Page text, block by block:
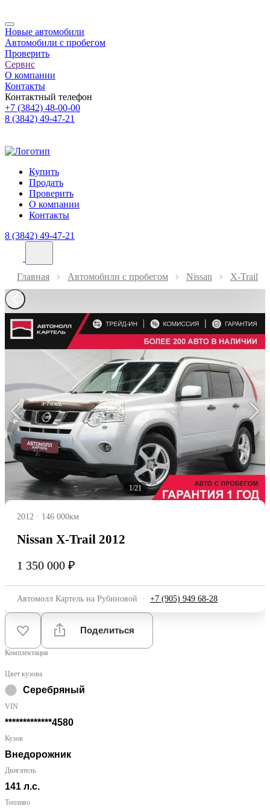
Новые автомобили
Автомобили с пробегом
Проверить
Сервис
О компании
Контакты
Контактный телефон
+7 (3842) 48-00-00
8 (3842) 49-47-21
Купить
Продать
Проверить
О компании
Контакты
8 (3842) 49-47-21
Главная Автомобили с пробегом Nissan X-Trail
1/21
2012 · 146 000км
Nissan X-Trail 2012
1 350 000 ₽
Автомолл Картель на Рубиновой · +7 (905) 949 68-28
Поделиться
Комплектация
Цвет кузова
Серебряный
VIN
*************4580
Кузов
Внедорожник
Двигатель
141 л.с.
Топливо